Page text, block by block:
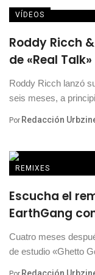
VÍDEOS
Roddy Ricch
de «Real Talk»
Roddy Ricch lanzó
seis meses, a
Por Redacción
REMIXES
Escucha el
EarthGang
Cuatro meses
de estudio «Ghetto